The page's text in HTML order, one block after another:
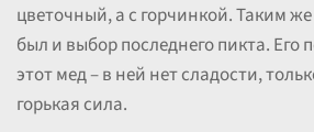
цветочный, а с горчинкой. Таким
был и выбор последнего пикта. Его
этот мед – в ней нет сладости,
горькая сила.